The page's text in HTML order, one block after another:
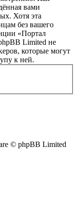
вами
Хотя эта
без вашего
«Портал
Limited не
которые могут
к ней.
© phpBB Limited